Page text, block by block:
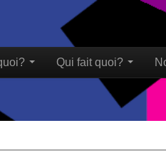
Qui fait quoi?